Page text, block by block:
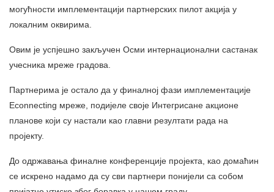
могућности имплементацији партнерских пилот акција у
локалним оквирима.
Овим је успјешно закључен Осми интернационални састанак
учесника мреже градова.
Партнерима је остало да у финалној фази имплементације
Econnecting мреже, подијеле своје Интегрисане акционе
планове који су настали као главни резултати рада на
пројекту.
До одржавања финалне конференције пројекта, као домаћин
се искрено надамо да су сви партнери понијели са собом